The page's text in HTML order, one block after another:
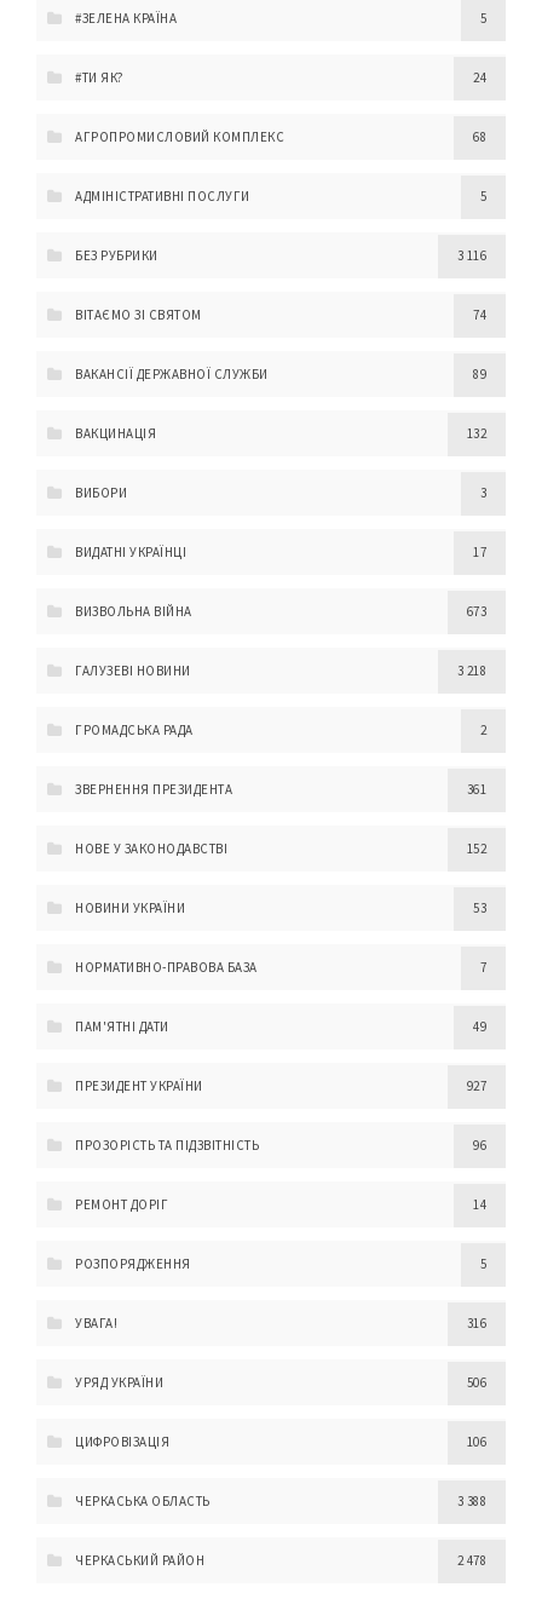
#ЗЕЛЕНА КРАЇНА 5
#ТИ ЯК? 24
АГРОПРОМИСЛОВИЙ КОМПЛЕКС 68
АДМІНІСТРАТИВНІ ПОСЛУГИ 5
БЕЗ РУБРИКИ 3 116
ВІТАЄМО ЗІ СВЯТОМ 74
ВАКАНСІЇ ДЕРЖАВНОЇ СЛУЖБИ 89
ВАКЦИНАЦІЯ 132
ВИБОРИ 3
ВИДАТНІ УКРАЇНЦІ 17
ВИЗВОЛЬНА ВІЙНА 673
ГАЛУЗЕВІ НОВИНИ 3 218
ГРОМАДСЬКА РАДА 2
ЗВЕРНЕННЯ ПРЕЗИДЕНТА 361
НОВЕ У ЗАКОНОДАВСТВІ 152
НОВИНИ УКРАЇНИ 53
НОРМАТИВНО-ПРАВОВА БАЗА 7
ПАМ'ЯТНІ ДАТИ 49
ПРЕЗИДЕНТ УКРАЇНИ 927
ПРОЗОРІСТЬ ТА ПІДЗВІТНІСТЬ 96
РЕМОНТ ДОРІГ 14
РОЗПОРЯДЖЕННЯ 5
УВАГА! 316
УРЯД УКРАЇНИ 506
ЦИФРОВІЗАЦІЯ 106
ЧЕРКАСЬКА ОБЛАСТЬ 3 388
ЧЕРКАСЬКИЙ РАЙОН 2 478